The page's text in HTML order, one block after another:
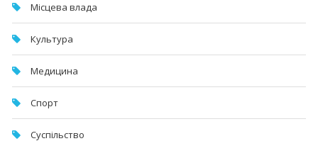
Місцева влада
Культура
Медицина
Спорт
Суспільство